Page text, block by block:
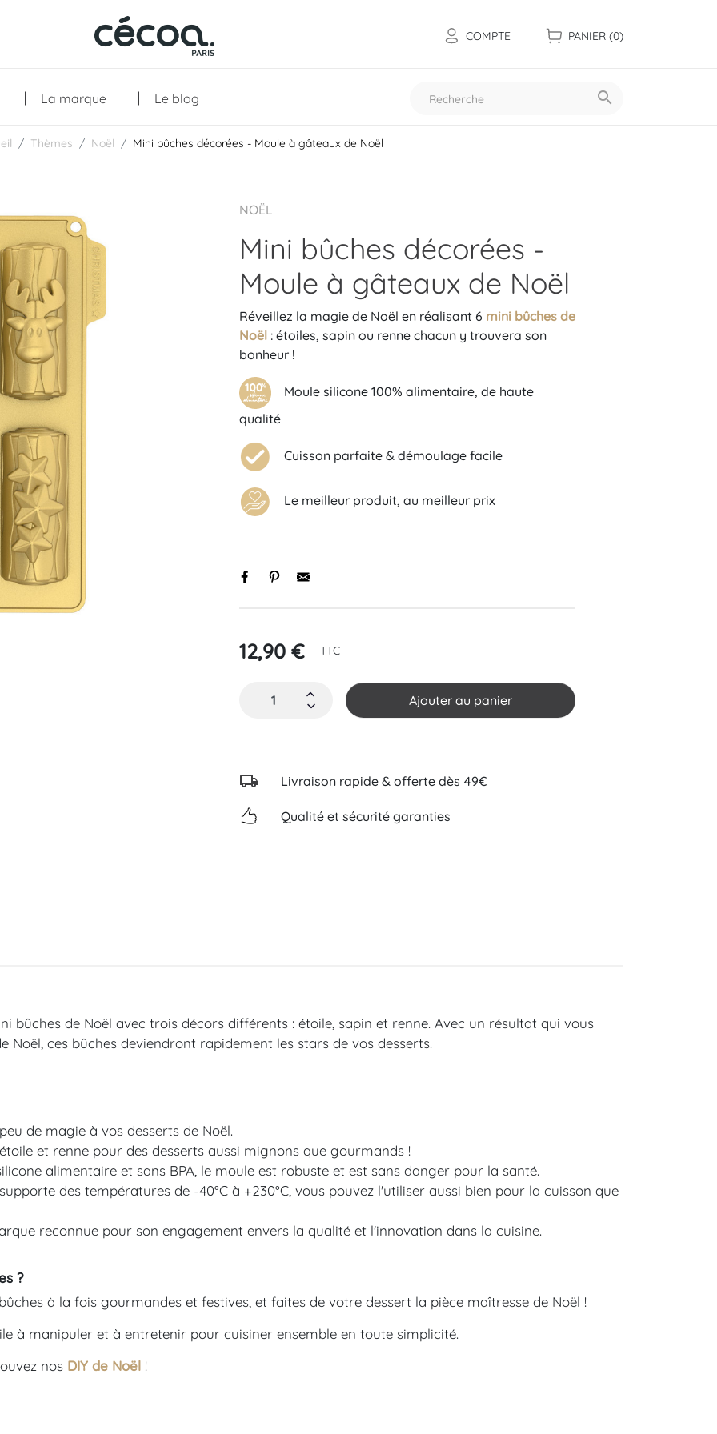
COMPTE PANIER (0)
Les essentiels
Initiale Tradition
La marque Le blog 
Thèmes Noël Mini bûches décorées - Moule à gâteaux de Noël
NOËL
Mini bûches décorées -
Moule à gâteaux de Noël
Réveillez la magie de Noël en réalisant 6 mini bûches de
Noël : étoiles, sapin ou renne chacun y trouvera son
bonheur !
Moule silicone 100% alimentaire, de haute
qualité
Cuisson parfaite & démoulage facile
Le meilleur produit, au meilleur prix
12,90 € TTC
Ajouter au panier
Livraison rapide & offerte dès 49€
Qualité et sécurité garanties
bûches de Noël avec trois décors différents : étoile, sapin et renne. Avec un résultat qui vous
ces bûches deviendront rapidement les stars de vos desserts.
de magie à vos desserts de Noël.
et renne pour des desserts aussi mignons que gourmands !
alimentaire et sans BPA, le moule est robuste et est sans danger pour la santé.
des températures de -40°C à +230°C, vous pouvez l'utiliser aussi bien pour la cuisson que
reconnue pour son engagement envers la qualité et l'innovation dans la cuisine.
?
à la fois gourmandes et festives, et faites de votre dessert la pièce maîtresse de Noël !
à manipuler et à entretenir pour cuisiner ensemble en toute simplicité.
nos DIY de Noël !